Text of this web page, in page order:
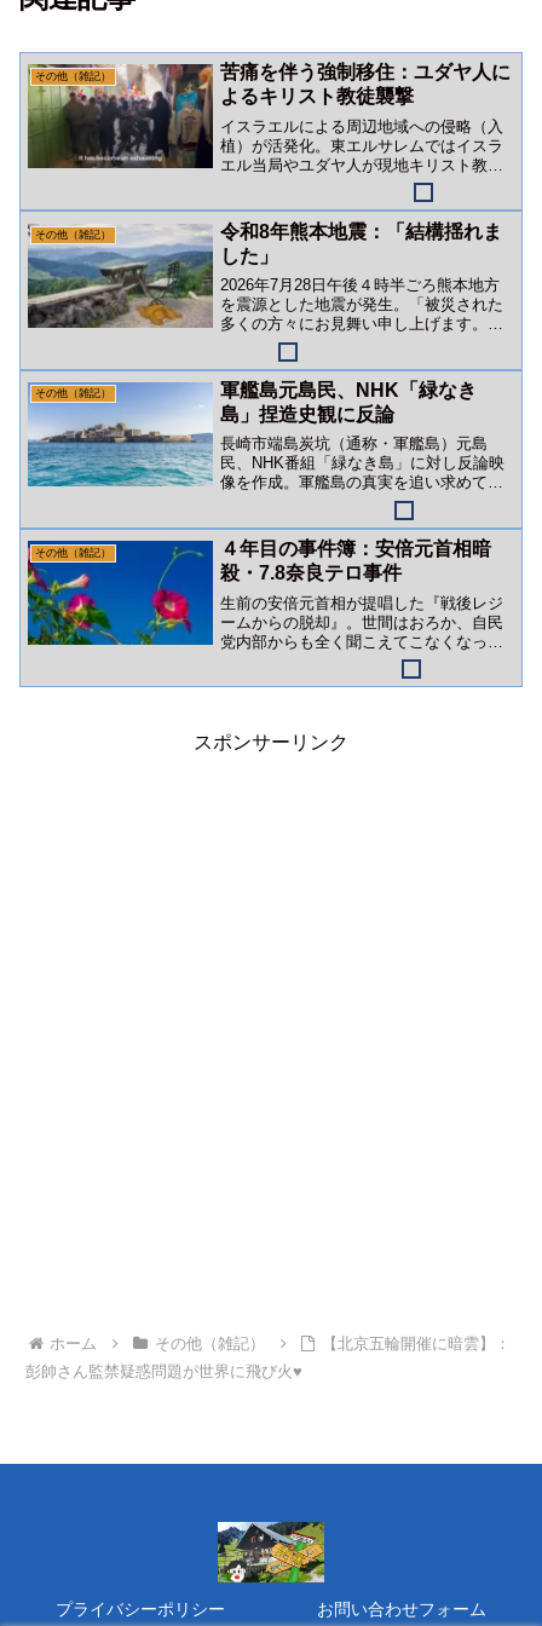
その他（雑記）
苦痛を伴う強制移住：ユダヤ人に
よるキリスト教徒襲撃
イスラエルによる周辺地域への侵略（入
植）が活発化。東エルサレムではイスラ
エル当局やユダヤ人が現地キリスト教徒
を襲撃。ありとあらゆる嫌がらせを繰り
返し「苦痛を伴う強制移住」作戦を展開
しているようです。
その他（雑記）
令和8年熊本地震：「結構揺れま
した」
2026年7月28日午後４時半ごろ熊本地方
を震源とした地震が発生。「被災された
多くの方々にお見舞い申し上げます。」
幸い、タヌキ一家には被害はありません
でした。
その他（雑記）
軍艦島元島民、NHK「緑なき
島」捏造史観に反論
長崎市端島炭坑（通称・軍艦島）元島
民、NHK番組「緑なき島」に対し反論映
像を作成。軍艦島の真実を追い求めて～
報道の噓と戦い続ける元島民たち～
その他（雑記）
４年目の事件簿：安倍元首相暗
殺・7.8奈良テロ事件
生前の安倍元首相が提唱した『戦後レジ
ームからの脱却』。世間はおろか、自民
党内部からも全く聞こえてこなくなって
います。暗殺から４年。日本は高市政権
下で加速度的に属国固定化されようとし
スポンサーリンク
ホーム その他（雑記）
【北京五輪開催に暗雲】：
彭帥さん監禁疑惑問題が世界に飛び火♥
プライバシーポリシー お問い合わせフォーム